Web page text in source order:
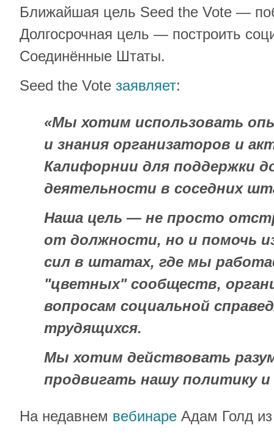
Ближайшая цель Seed the Vote —
Долгосрочная цель — построить
Соединённые Штаты.
Seed the Vote заявляет:
«Мы хотим использовать
и знания организаторов и
Калифорнии для поддержки
деятельности в соседних
Наша цель — не просто
от должности, но и помочь
сил в штатах, где мы
"цветных" сообществ,
вопросам социальной
трудящихся.
Мы хотим действовать
продвигать нашу политику и
На недавнем вебинаре Адам Голд